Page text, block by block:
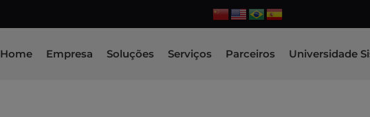
Home Empresa Soluções Serviços Parceiros Universidade